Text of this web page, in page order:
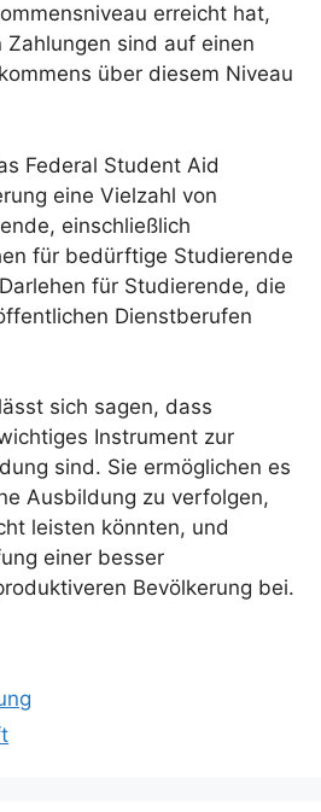
erreicht hat,
sind auf einen
über diesem Niveau
Federal Student Aid
eine Vielzahl von
einschließlich
für bedürftige Studierende
für Studierende, die
Dienstberufen
sich sagen, dass
Instrument zur
sind. Sie ermöglichen es
Ausbildung zu verfolgen,
leisten könnten, und
einer besser
Bevölkerung bei.